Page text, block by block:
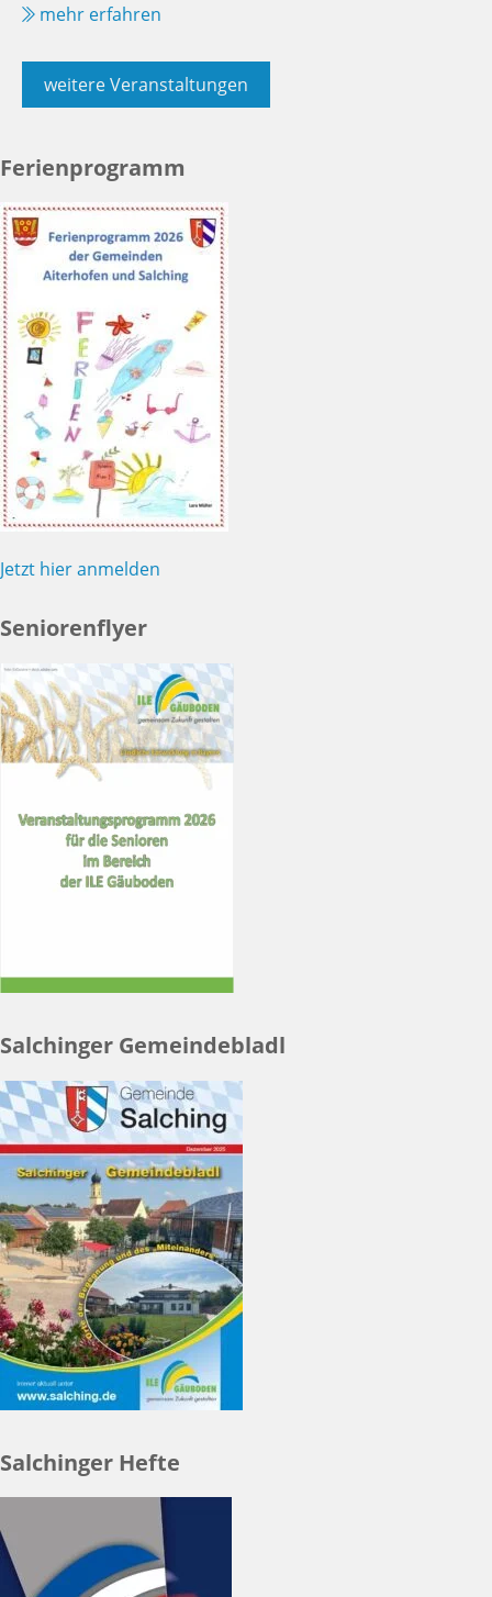
mehr erfahren
weitere Veranstaltungen
Ferienprogramm
Jetzt hier anmelden
Seniorenflyer
Salchinger Gemeindebladl
Salchinger Hefte